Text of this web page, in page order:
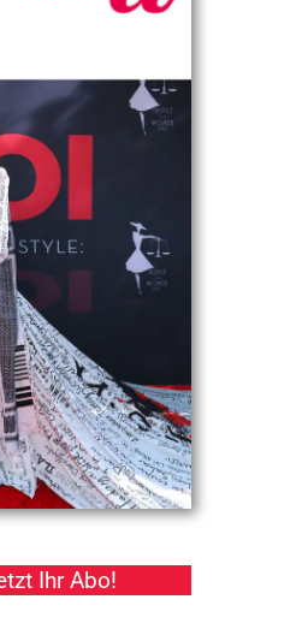
Ihr Abo!